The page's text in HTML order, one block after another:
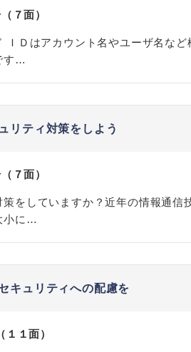
７面）
Ｄはアカウント名やユーザ名な
す…
リティ対策をしよう
７面）
をしていますか？近年の情報通
小に…
キュリティへの配慮を
１面）